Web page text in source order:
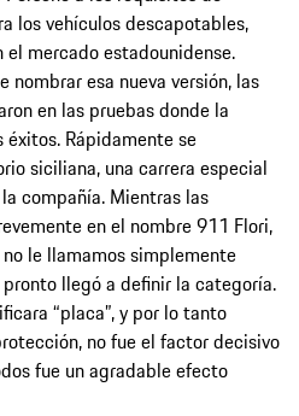
los vehículos descapotables,
mercado estadounidense.
esa nueva versión, las
en las pruebas donde la
Rápidamente se
siciliana, una carrera especial
compañía. Mientras las
en el nombre 911 Flori,
le llamamos simplemente
pronto llegó a definir la categoría.
“placa”, y por lo tanto
no fue el factor decisivo
fue un agradable efecto